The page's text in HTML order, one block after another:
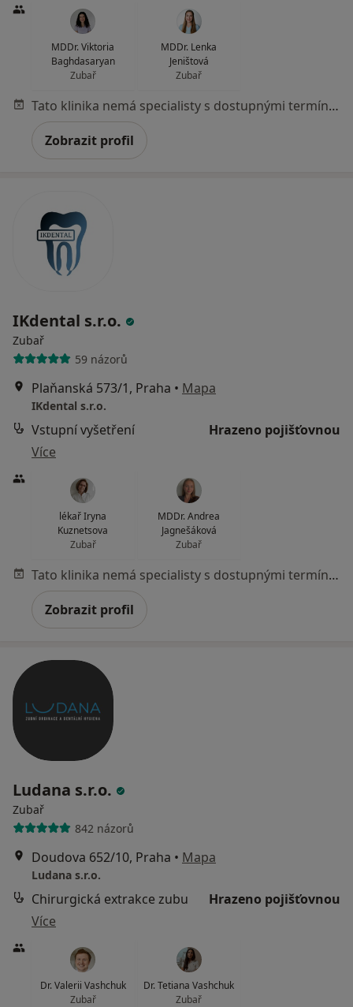
MDDr. Viktoria
Baghdasaryan
Zubař
MDDr. Lenka
Jeništová
Zubař
Tato klinika nemá specialisty s dostupnými termíny v online kalendáři
Zobrazit profil
IKdental s.r.o.
Zubař
59 názorů
Plaňanská 573/1, Praha • Mapa
IKdental s.r.o.
Vstupní vyšetření
Hrazeno pojišťovnou
Více
lékař Iryna
Kuznetsova
Zubař
MDDr. Andrea
Jagnešáková
Zubař
Tato klinika nemá specialisty s dostupnými termíny v online kalendáři
Zobrazit profil
Ludana s.r.o.
Zubař
842 názorů
Doudova 652/10, Praha • Mapa
Ludana s.r.o.
Chirurgická extrakce zubu
Hrazeno pojišťovnou
Více
Dr. Valerii Vashchuk
Zubař
Dr. Tetiana Vashchuk
Zubař